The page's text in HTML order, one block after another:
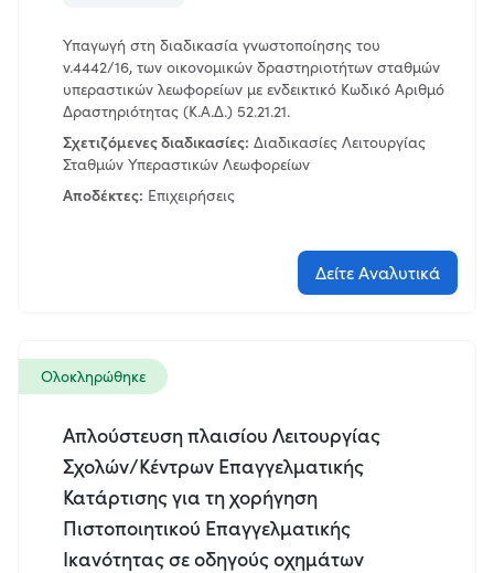
Υπαγωγή στη διαδικασία γνωστοποίησης του
ν.4442/16, των οικονομικών δραστηριοτήτων σταθμών
υπεραστικών λεωφορείων με ενδεικτικό Κωδικό Αριθμό
Δραστηριότητας (Κ.Α.Δ.) 52.21.21.
Σχετιζόμενες διαδικασίες: Διαδικασίες Λειτουργίας
Σταθμών Υπεραστικών Λεωφορείων
Αποδέκτες: Επιχειρήσεις
Δείτε Αναλυτικά
Ολοκληρώθηκε
Απλούστευση πλαισίου Λειτουργίας
Σχολών/Κέντρων Επαγγελματικής
Κατάρτισης για τη χορήγηση
Πιστοποιητικού Επαγγελματικής
Ικανότητας σε οδηγούς οχημάτων